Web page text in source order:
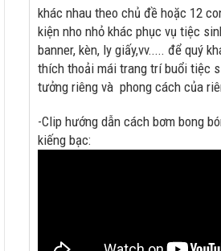
khác nhau theo chủ đề hoặc 12
kiện nho nhỏ khác phục vụ tiệc
banner, kèn, ly giấy,vv..... để quý
thích thoải mái trang trí buổi tiệc
tưởng riêng và phong cách của
-Clip hướng dẫn cách bơm bong
kiếng bạc: